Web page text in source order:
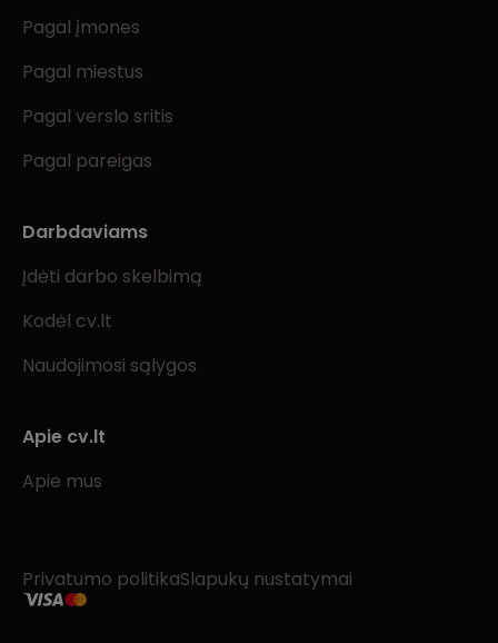
Pagal įmones
Pagal miestus
Pagal verslo sritis
Pagal pareigas
Darbdaviams
Įdėti darbo skelbimą
Kodėl cv.lt
Naudojimosi sąlygos
Apie cv.lt
Apie mus
Privatumo politikaSlapukų nustatymai